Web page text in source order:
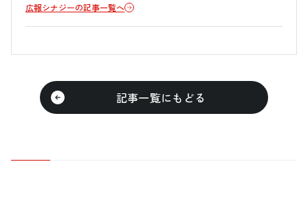
広報シナジーの記事一覧へ
記事一覧にもどる